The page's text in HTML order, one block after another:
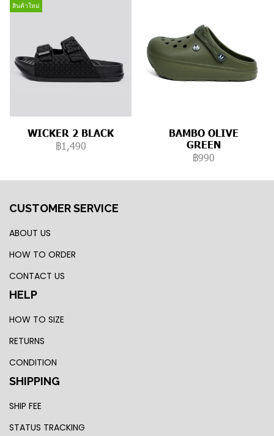
สินค้าใหม่
WICKER 2 BLACK
฿1,490
BAMBO OLIVE
GREEN
฿990
CUSTOMER SERVICE
ABOUT US
HOW TO ORDER
CONTACT US
HELP
HOW TO SIZE
RETURNS
CONDITION
SHIPPING
SHIP FEE
STATUS TRACKING